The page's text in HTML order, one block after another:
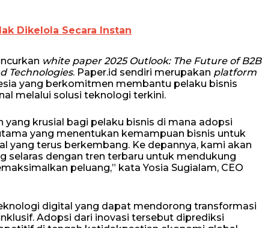
Dikelola Secara Instan
white paper 2025 Outlook: The Future of B2B
Technologies. Paper.id sendiri merupakan platform
yang berkomitmen membantu pelaku bisnis
melalui solusi teknologi terkini.
yang krusial bagi pelaku bisnis di mana adopsi
yang menentukan kemampuan bisnis untuk
terus berkembang. Ke depannya, kami akan
selaras dengan tren terbaru untuk mendukung
peluang,” kata Yosia Sugialam, CEO
digital yang dapat mendorong transformasi
Adopsi dari inovasi tersebut diprediksi